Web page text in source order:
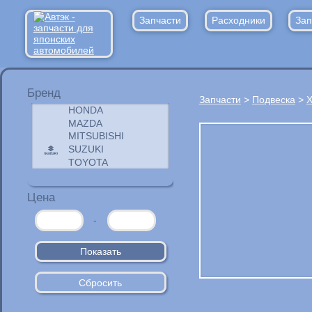
Запчасти Расходники
Бренд
Цена
-
Запчасти > Подвеска >